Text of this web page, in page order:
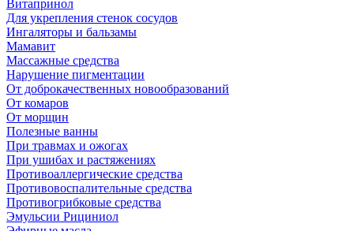
Витапринол
Для укрепления стенок сосудов
Ингаляторы и бальзамы
Мамавит
Массажные средства
Нарушение пигментации
От доброкачественных новообразований
От комаров
От морщин
Полезные ванны
При травмах и ожогах
При ушибах и растяжениях
Противоаллергические средства
Противовоспалительные средства
Противогрибковые средства
Эмульсии Рициниол